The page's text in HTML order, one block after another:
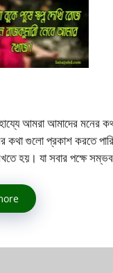
আমরা আমাদের মনের
কথা গুলো প্রকাশ করতে
হয়। যা সবার পক্ষে